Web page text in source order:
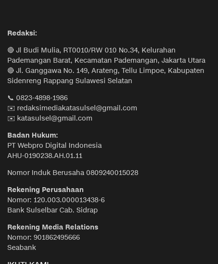
Redaksi:
🔴 Jl Budi Mulia, RT0010/RW 010 No.34, Kelurahan
Pademangan Barat, Kecamatan Pademangan, Jakarta Utara
🔴 Jl. Ganggawa No. 149, Arateng, Tellu Limpoe, Kabupaten
Sidenreng Rappang Sulawesi Selatan
📞 0823-4898-1986
✉️ redaksimediakatasulsel@gmail.com
✉️ katasulsel@gmail.com
Badan Hukum:
PT Webpro Digital Indonesia
AHU-0190238.AH.01.11
Nomor Induk Berusaha 0809240015028
Rekening Perusahaan
Nomor: 120.003.000013438-6
Bank Sulselbar Cab. Sidrap
Rekening Media Relations
Nomor: 901862495666
Seabank